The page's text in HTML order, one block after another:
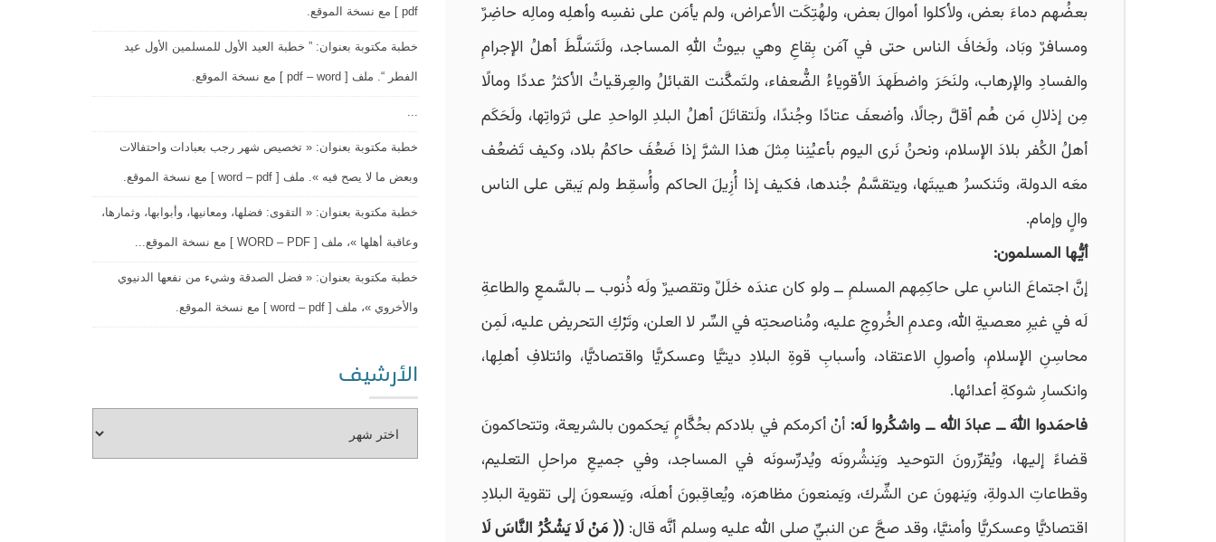
بعضُهم دماءَ بعض، ولأكلوا أموالَ بعض، ولهُتِكَت الأعراض، ولم يأمَن على نفسِه وأهلِه ومالِه حاضِرٌ
ومسافرٌ وبَاد، ولَخافَ الناس حتى في آمَن بِقاعِ وهي بيوتُ اللهِ المساجد، ولَتَسَلَّطَ أهلُ الإجرامِ
والفسادِ والإرهاب، ولنَحَرَ واضطَهدَ الأقوياءُ الضُّعفاء، ولتَمكَّنت القبائلُ والعِرقياتُ الأكثرُ عددًا ومالًا
مِن إذلالِ مَن هُم أقلَّ رجالًا، وأضعفَ عتادًا وجُندًا، ولَتقاتَلَ أهلُ البلدِ الواحدِ على ثرَواتِها، ولَحَكَم
أهلُ الكُفر بلادَ الإسلام، ونحنُ نَرى اليوم بأعيُنِنا مِثلَ هذا الشرَّ إذا ضَعُفَ حاكمُ بلاد، وكيف تَضعُف
معَه الدولة، وتَنكسرُ هيبتَها، ويتقسَّمُ جُندها، فكيف إذا أُزِيلَ الحاكم وأُسقِط ولم يَبقى على الناس
والٍ وإمام.
أيُّها المسلمون:
إنَّ اجتماعَ الناسِ على حاكِمِهم المسلمِ ــ ولو كان عندَه خلَلٌ وتقصيرٌ ولَه ذُنوب ــ بالسَّمعِ والطاعةِ
لَه في غيرِ معصيةِ الله، وعدمِ الخُروجِ عليه، ومُناصحتِه في السِّر لا العلن، وتَرْكِ التحريض عليه، لَمِن
محاسِنِ الإسلامِ، وأصولِ الاعتقاد، وأسبابِ قوةِ البلادِ دينيًّا وعسكريًّا واقتصاديًّا، وائتلافِ أهلِها،
وانكسارِ شوكةِ أعدائها.
فاحمَدوا اللهَ ــ عبادَ الله ــ واشكُروا لَه: أنْ أكرمكم في بلادكم بحُكَّامٍ يَحكمون بالشريعة، وتتحاكمونَ
قضاءً إليها، ويُقرِّرونَ التوحيد ويَنشُرونَه ويُدرِّسونَه في المساجد، وفي جميعِ مراحلِ التعليم،
وقطاعاتِ الدولةِ، ويَنهونَ عن الشِّرك، ويَمنعونَ مظاهرَه، ويُعاقِبونَ أهلَه، ويَسعونَ إلى تقوية البلادِ
اقتصاديًّا وعسكريًّا وأمنيَّا، وقد صحَّ عن النبيِّ صلى الله عليه وسلم أنَّه قال:(( مَنْ لَا يَشْكُرُ النَّاسَ لَا
pdf ] مع نسخة الموقع.
خطبة مكتوبة بعنوان: ” خطبة العيد الأول للمسلمين الأول عيد
الفطر “. ملف [ pdf – word ] مع نسخة الموقع.
...
خطبة مكتوبة بعنوان: « تخصيص شهر رجب بعبادات واحتفالات
وبعض ما لا يصح فيه ». ملف [ word – pdf ] مع نسخة الموقع.
خطبة مكتوبة بعنوان: « التقوى: فضلها، ومعانيها، وأبوابها، وثمارها،
وعاقبة أهلها »، ملف [ WORD – PDF ] مع نسخة الموقع...
خطبة مكتوبة بعنوان: « فضل الصدقة وشيء من نفعها الدنيوي
والأخروي »، ملف [ word – pdf ] مع نسخة الموقع.
الأرشيف